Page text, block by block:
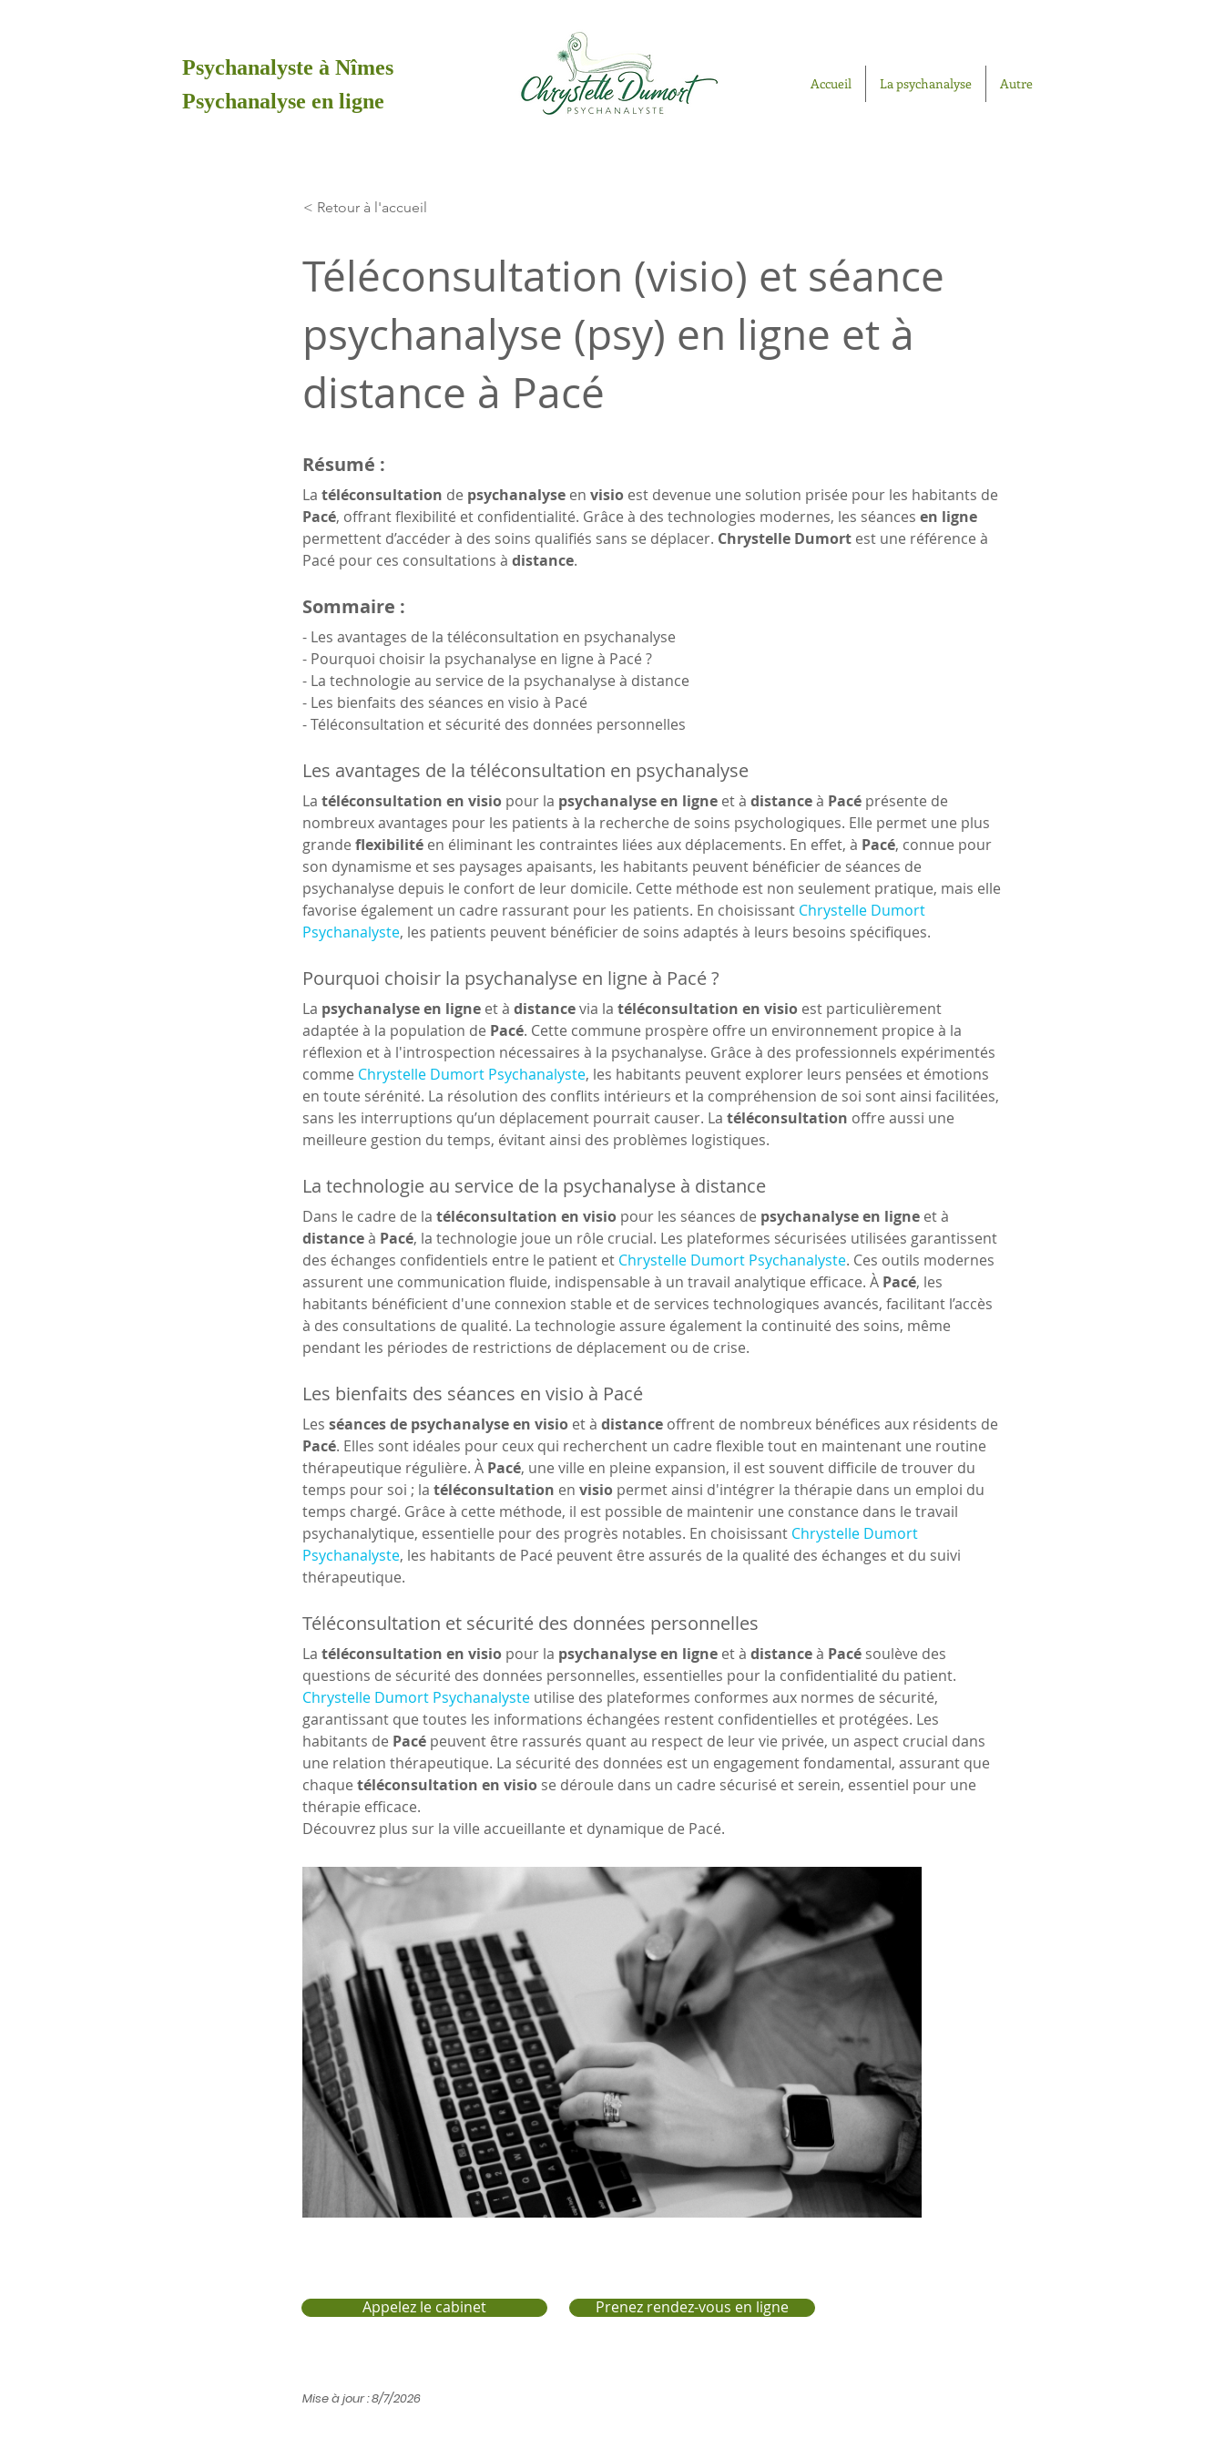
Psychanalyste à Nîmes
Psychanalyse en ligne
Accueil La psychanalyse Autre
< Retour à l'accueil
Téléconsultation (visio) et séance
psychanalyse (psy) en ligne et à
distance à Pacé
Résumé :
La téléconsultation de psychanalyse en visio est devenue une solution prisée pour les habitants de
Pacé, offrant flexibilité et confidentialité. Grâce à des technologies modernes, les séances en ligne
permettent d’accéder à des soins qualifiés sans se déplacer. Chrystelle Dumort est une référence à
Pacé pour ces consultations à distance.
Sommaire :
- Les avantages de la téléconsultation en psychanalyse
- Pourquoi choisir la psychanalyse en ligne à Pacé ?
- La technologie au service de la psychanalyse à distance
- Les bienfaits des séances en visio à Pacé
- Téléconsultation et sécurité des données personnelles
Les avantages de la téléconsultation en psychanalyse
La téléconsultation en visio pour la psychanalyse en ligne et à distance à Pacé présente de
nombreux avantages pour les patients à la recherche de soins psychologiques. Elle permet une plus
grande flexibilité en éliminant les contraintes liées aux déplacements. En effet, à Pacé, connue pour
son dynamisme et ses paysages apaisants, les habitants peuvent bénéficier de séances de
psychanalyse depuis le confort de leur domicile. Cette méthode est non seulement pratique, mais elle
favorise également un cadre rassurant pour les patients. En choisissant Chrystelle Dumort
Psychanalyste, les patients peuvent bénéficier de soins adaptés à leurs besoins spécifiques.
Pourquoi choisir la psychanalyse en ligne à Pacé ?
La psychanalyse en ligne et à distance via la téléconsultation en visio est particulièrement
adaptée à la population de Pacé. Cette commune prospère offre un environnement propice à la
réflexion et à l'introspection nécessaires à la psychanalyse. Grâce à des professionnels expérimentés
comme Chrystelle Dumort Psychanalyste, les habitants peuvent explorer leurs pensées et émotions
en toute sérénité. La résolution des conflits intérieurs et la compréhension de soi sont ainsi facilitées,
sans les interruptions qu’un déplacement pourrait causer. La téléconsultation offre aussi une
meilleure gestion du temps, évitant ainsi des problèmes logistiques.
La technologie au service de la psychanalyse à distance
Dans le cadre de la téléconsultation en visio pour les séances de psychanalyse en ligne et à
distance à Pacé, la technologie joue un rôle crucial. Les plateformes sécurisées utilisées garantissent
des échanges confidentiels entre le patient et Chrystelle Dumort Psychanalyste. Ces outils modernes
assurent une communication fluide, indispensable à un travail analytique efficace. À Pacé, les
habitants bénéficient d'une connexion stable et de services technologiques avancés, facilitant l’accès
à des consultations de qualité. La technologie assure également la continuité des soins, même
pendant les périodes de restrictions de déplacement ou de crise.
Les bienfaits des séances en visio à Pacé
Les séances de psychanalyse en visio et à distance offrent de nombreux bénéfices aux résidents de
Pacé. Elles sont idéales pour ceux qui recherchent un cadre flexible tout en maintenant une routine
thérapeutique régulière. À Pacé, une ville en pleine expansion, il est souvent difficile de trouver du
temps pour soi ; la téléconsultation en visio permet ainsi d'intégrer la thérapie dans un emploi du
temps chargé. Grâce à cette méthode, il est possible de maintenir une constance dans le travail
psychanalytique, essentielle pour des progrès notables. En choisissant Chrystelle Dumort
Psychanalyste, les habitants de Pacé peuvent être assurés de la qualité des échanges et du suivi
thérapeutique.
Téléconsultation et sécurité des données personnelles
La téléconsultation en visio pour la psychanalyse en ligne et à distance à Pacé soulève des
questions de sécurité des données personnelles, essentielles pour la confidentialité du patient.
Chrystelle Dumort Psychanalyste utilise des plateformes conformes aux normes de sécurité,
garantissant que toutes les informations échangées restent confidentielles et protégées. Les
habitants de Pacé peuvent être rassurés quant au respect de leur vie privée, un aspect crucial dans
une relation thérapeutique. La sécurité des données est un engagement fondamental, assurant que
chaque téléconsultation en visio se déroule dans un cadre sécurisé et serein, essentiel pour une
thérapie efficace.
Découvrez plus sur la ville accueillante et dynamique de Pacé.
Appelez le cabinet Prenez rendez-vous en ligne
Mise à jour : 8/7/2026